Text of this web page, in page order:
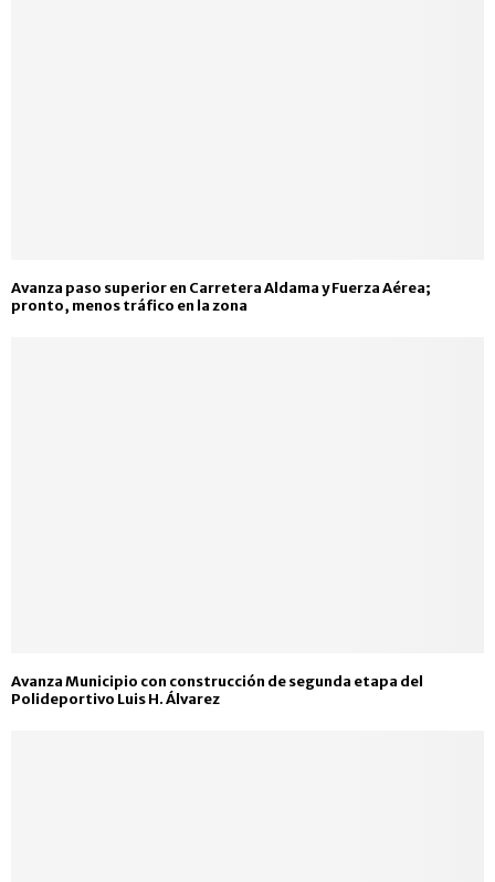
Avanza paso superior en Carretera Aldama y Fuerza Aérea;
pronto, menos tráfico en la zona
Avanza Municipio con construcción de segunda etapa del
Polideportivo Luis H. Álvarez